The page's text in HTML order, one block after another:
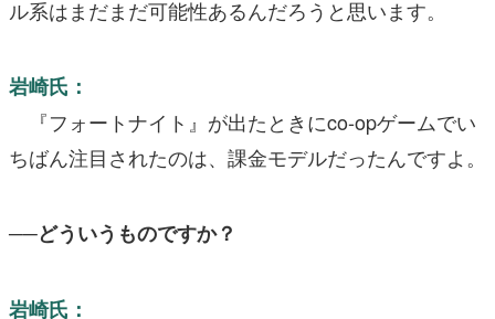
ル系はまだまだ可能性あるんだろうと思います。
岩崎氏：
『フォートナイト』が出たときにco-opゲームでい
ちばん注目されたのは、課金モデルだったんですよ。
──どういうものですか？
岩崎氏：